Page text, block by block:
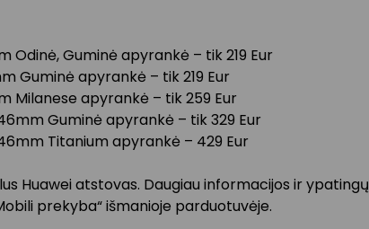
Odinė, Guminė apyrankė – tik 219 Eur
Guminė apyrankė – tik 219 Eur
Milanese apyrankė – tik 259 Eur
Guminė apyrankė – tik 329 Eur
Titanium apyrankė – 429 Eur
Huawei atstovas. Daugiau informacijos ir ypatingų
prekyba“ išmanioje parduotuvėje.